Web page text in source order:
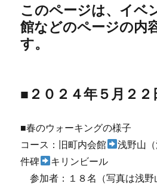
このページは、イベ
館などのページの内
す。
■２０２４年５月２２
■春のウォーキングの様子
コース：旧町内会館
浅野山（
件碑
キリンビール
参加者：１８名（写真は浅野